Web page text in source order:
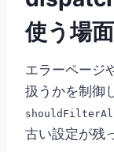
使う場
エラーページ
扱うかを制御
古い設定が残